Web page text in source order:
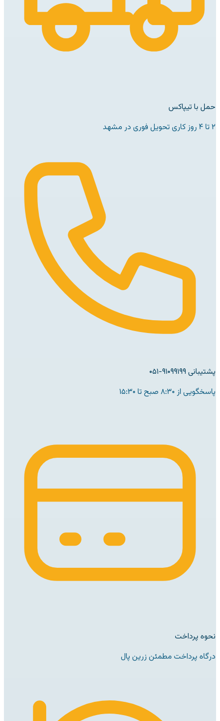
حمل با تیپاکس
۲ تا ۴ روز کاری تحویل فوری در مشهد
پشتیبانی ۹۱۰۹۹۱۹۹-۰۵۱
پاسخگویی از ۸:۳۰ صبح تا ۱۵:۳۰
نحوه پرداخت
درگاه پرداخت مطمئن زرین پال